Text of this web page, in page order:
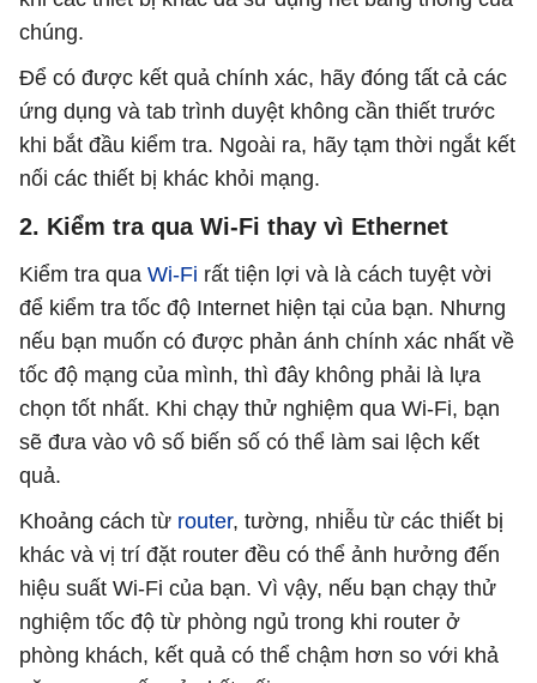
chúng.
Để có được kết quả chính xác, hãy đóng tất cả các
ứng dụng và tab trình duyệt không cần thiết trước
khi bắt đầu kiểm tra. Ngoài ra, hãy tạm thời ngắt kết
nối các thiết bị khác khỏi mạng.
2. Kiểm tra qua Wi-Fi thay vì Ethernet
Kiểm tra qua Wi-Fi rất tiện lợi và là cách tuyệt vời
để kiểm tra tốc độ Internet hiện tại của bạn. Nhưng
nếu bạn muốn có được phản ánh chính xác nhất về
tốc độ mạng của mình, thì đây không phải là lựa
chọn tốt nhất. Khi chạy thử nghiệm qua Wi-Fi, bạn
sẽ đưa vào vô số biến số có thể làm sai lệch kết
quả.
Khoảng cách từ router, tường, nhiễu từ các thiết bị
khác và vị trí đặt router đều có thể ảnh hưởng đến
hiệu suất Wi-Fi của bạn. Vì vậy, nếu bạn chạy thử
nghiệm tốc độ từ phòng ngủ trong khi router ở
phòng khách, kết quả có thể chậm hơn so với khả